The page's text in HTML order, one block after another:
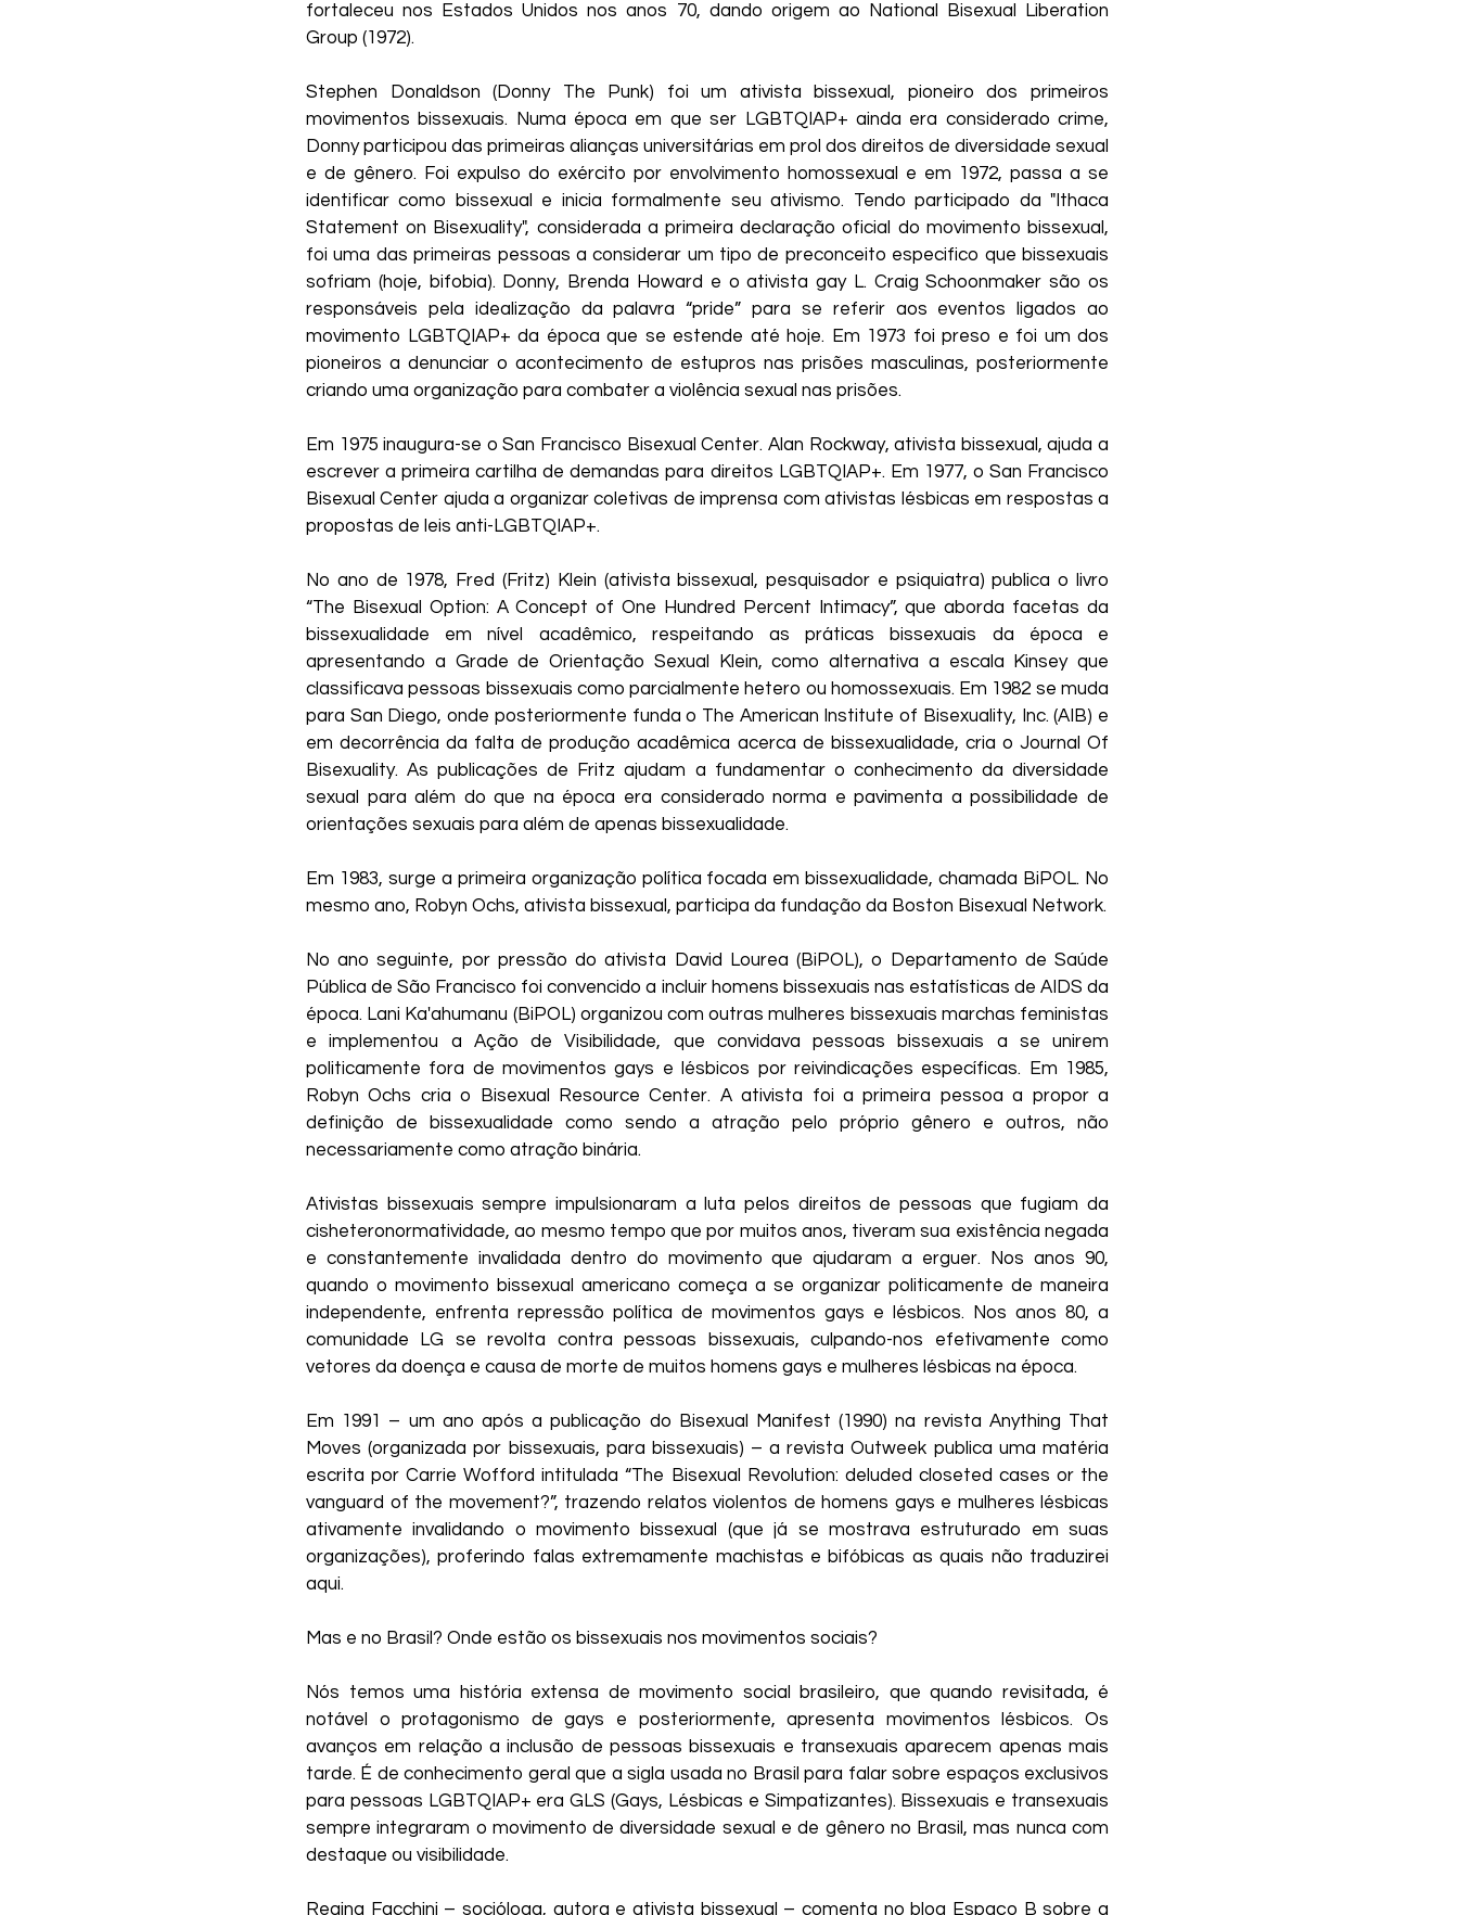
fortaleceu nos Estados Unidos nos anos 70, dando origem ao National Bisexual Liberation
Group (1972).
Stephen Donaldson (Donny The Punk) foi um ativista bissexual, pioneiro dos primeiros
movimentos bissexuais. Numa época em que ser LGBTQIAP+ ainda era considerado crime,
Donny participou das primeiras alianças universitárias em prol dos direitos de diversidade sexual
e de gênero. Foi expulso do exército por envolvimento homossexual e em 1972, passa a se
identificar como bissexual e inicia formalmente seu ativismo. Tendo participado da "Ithaca
Statement on Bisexuality", considerada a primeira declaração oficial do movimento bissexual,
foi uma das primeiras pessoas a considerar um tipo de preconceito especifico que bissexuais
sofriam (hoje, bifobia). Donny, Brenda Howard e o ativista gay L. Craig Schoonmaker são os
responsáveis pela idealização da palavra “pride” para se referir aos eventos ligados ao
movimento LGBTQIAP+ da época que se estende até hoje. Em 1973 foi preso e foi um dos
pioneiros a denunciar o acontecimento de estupros nas prisões masculinas, posteriormente
criando uma organização para combater a violência sexual nas prisões.
Em 1975 inaugura-se o San Francisco Bisexual Center. Alan Rockway, ativista bissexual, ajuda a
escrever a primeira cartilha de demandas para direitos LGBTQIAP+. Em 1977, o San Francisco
Bisexual Center ajuda a organizar coletivas de imprensa com ativistas lésbicas em respostas a
propostas de leis anti-LGBTQIAP+.
No ano de 1978, Fred (Fritz) Klein (ativista bissexual, pesquisador e psiquiatra) publica o livro
“The Bisexual Option: A Concept of One Hundred Percent Intimacy”, que aborda facetas da
bissexualidade em nível acadêmico, respeitando as práticas bissexuais da época e
apresentando a Grade de Orientação Sexual Klein, como alternativa a escala Kinsey que
classificava pessoas bissexuais como parcialmente hetero ou homossexuais. Em 1982 se muda
para San Diego, onde posteriormente funda o The American Institute of Bisexuality, Inc. (AIB) e
em decorrência da falta de produção acadêmica acerca de bissexualidade, cria o Journal Of
Bisexuality. As publicações de Fritz ajudam a fundamentar o conhecimento da diversidade
sexual para além do que na época era considerado norma e pavimenta a possibilidade de
orientações sexuais para além de apenas bissexualidade.
Em 1983, surge a primeira organização política focada em bissexualidade, chamada BiPOL. No
mesmo ano, Robyn Ochs, ativista bissexual, participa da fundação da Boston Bisexual Network.
No ano seguinte, por pressão do ativista David Lourea (BiPOL), o Departamento de Saúde
Pública de São Francisco foi convencido a incluir homens bissexuais nas estatísticas de AIDS da
época. Lani Ka'ahumanu (BiPOL) organizou com outras mulheres bissexuais marchas feministas
e implementou a Ação de Visibilidade, que convidava pessoas bissexuais a se unirem
politicamente fora de movimentos gays e lésbicos por reivindicações específicas. Em 1985,
Robyn Ochs cria o Bisexual Resource Center. A ativista foi a primeira pessoa a propor a
definição de bissexualidade como sendo a atração pelo próprio gênero e outros, não
necessariamente como atração binária.
Ativistas bissexuais sempre impulsionaram a luta pelos direitos de pessoas que fugiam da
cisheteronormatividade, ao mesmo tempo que por muitos anos, tiveram sua existência negada
e constantemente invalidada dentro do movimento que ajudaram a erguer. Nos anos 90,
quando o movimento bissexual americano começa a se organizar politicamente de maneira
independente, enfrenta repressão política de movimentos gays e lésbicos. Nos anos 80, a
comunidade LG se revolta contra pessoas bissexuais, culpando-nos efetivamente como
vetores da doença e causa de morte de muitos homens gays e mulheres lésbicas na época.
Em 1991 – um ano após a publicação do Bisexual Manifest (1990) na revista Anything That
Moves (organizada por bissexuais, para bissexuais) – a revista Outweek publica uma matéria
escrita por Carrie Wofford intitulada “The Bisexual Revolution: deluded closeted cases or the
vanguard of the movement?”, trazendo relatos violentos de homens gays e mulheres lésbicas
ativamente invalidando o movimento bissexual (que já se mostrava estruturado em suas
organizações), proferindo falas extremamente machistas e bifóbicas as quais não traduzirei
aqui.​
Mas e no Brasil? Onde estão os bissexuais nos movimentos sociais?
Nós temos uma história extensa de movimento social brasileiro, que quando revisitada, é
notável o protagonismo de gays e posteriormente, apresenta movimentos lésbicos. Os
avanços em relação a inclusão de pessoas bissexuais e transexuais aparecem apenas mais
tarde. É de conhecimento geral que a sigla usada no Brasil para falar sobre espaços exclusivos
para pessoas LGBTQIAP+ era GLS (Gays, Lésbicas e Simpatizantes). Bissexuais e transexuais
sempre integraram o movimento de diversidade sexual e de gênero no Brasil, mas nunca com
destaque ou visibilidade.
Regina Facchini – socióloga, autora e ativista bissexual – comenta no blog Espaço B sobre a